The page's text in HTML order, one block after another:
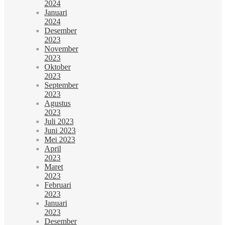
2024
Januari
2024
Desember
2023
November
2023
Oktober
2023
September
2023
Agustus
2023
Juli 2023
Juni 2023
Mei 2023
April
2023
Maret
2023
Februari
2023
Januari
2023
Desember